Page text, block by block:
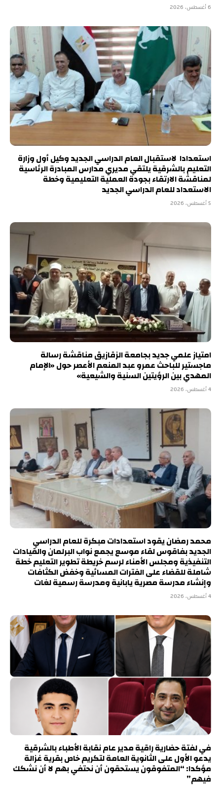
6 أغسطس، 2026
استعدادا لاستقبال العام الدراسي الجديد وكيل أول وزارة
التعليم بالشرقية يلتقي مديري مدارس المبادرة الرئاسية
لمناقشة الارتقاء بجودة العملية التعليمية وخطة
الاستعداد للعام الدراسي الجديد
5 أغسطس، 2026
امتياز علمي جديد بجامعة الزقازيق مناقشة رسالة
ماجستير للباحث عمرو عبد المنعم الأعصر حول «الإمام
المهدي بين الرؤيتين السنية والشيعية»
4 أغسطس، 2026
محمد رمضان يقود استعدادات مبكرة للعام الدراسي
الجديد بفاقوس لقاء موسع يجمع نواب البرلمان والقيادات
التنفيذية ومجلس الأمناء لرسم خريطة تطوير التعليم خطة
شاملة للقضاء على الفترات المسائية وخفض الكثافات
وإنشاء مدرسة مصرية يابانية ومدرسة رسمية لغات
4 أغسطس، 2026
في لفتة حضارية راقية مدير عام نقابة الأطباء بالشرقية
يدعو الأول على الثانوية العامة لتكريم خاص بقرية غزالة
مؤكدا: “المتفوقون يستحقون أن نحتفي بهم لا أن نشكك
فيهم”